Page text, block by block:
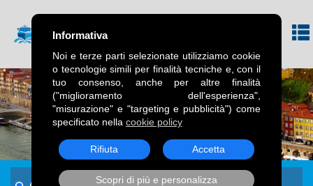
Informativa
Noi e terze parti selezionate utilizziamo cookie
o tecnologie simili per finalità tecniche e, con il
tuo consenso, anche per altre finalità
("miglioramento dell'esperienza",
"misurazione" e "targeting e pubblicità") come
specificato nella cookie policy
Rifiuta Accetta
Scopri di più e personalizza